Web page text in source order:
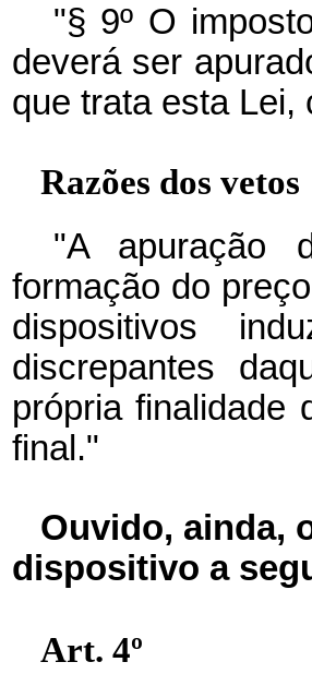
"§ 9º O
deverá ser
que trata esta Lei,
Razões dos vetos
"A apuração
formação do
dispositivos
discrepantes
própria finalidade
final."
Ouvido, ainda,
dispositivo a
Art. 4º